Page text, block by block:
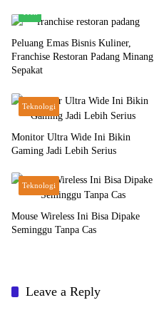
Peluang Emas Bisnis Kuliner,
Franchise Restoran Padang Minang
Sepakat
Teknologi
Monitor Ultra Wide Ini Bikin
Gaming Jadi Lebih Serius
Teknologi
Mouse Wireless Ini Bisa Dipake
Seminggu Tanpa Cas
Leave a Reply